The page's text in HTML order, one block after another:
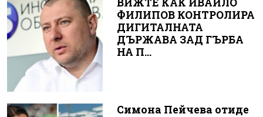
ФИЛИПОВ КОНТРОЛИРА
ДИГИТАЛНАТА
ДЪРЖАВА ЗАД ГЪРБА
НА П...
Симона Пейчева отиде